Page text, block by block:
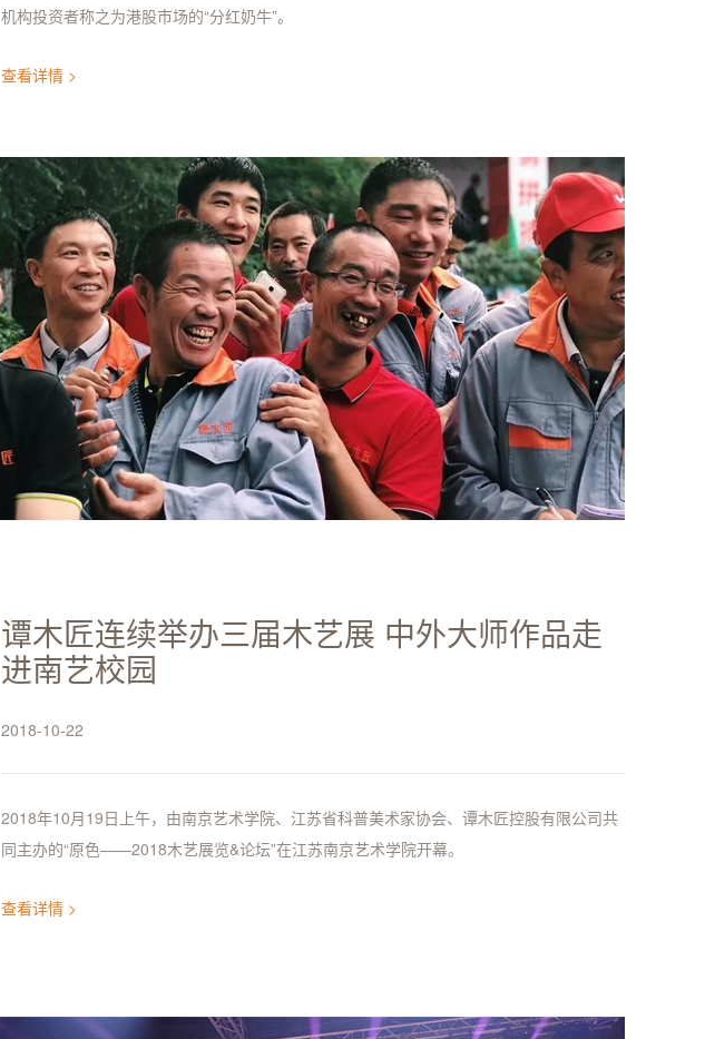
机构投资者称之为港股市场的“分红奶牛”。
查看详情 >
谭木匠连续举办三届木艺展 中外大师作品走
进南艺校园
2018-10-22
2018年10月19日上午，由南京艺术学院、江苏省科普美术家协会、谭木匠控股有限公司共
同主办的“原色——2018木艺展览&论坛”在江苏南京艺术学院开幕。
查看详情 >